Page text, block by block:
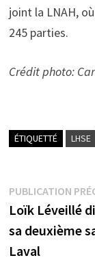
joint la LNAH,
245 parties.
Crédit photo:
ÉTIQUETTÉ LHSE
de
l’article
PUBLICATION
Loïk Léveillé
sa deuxième
Laval